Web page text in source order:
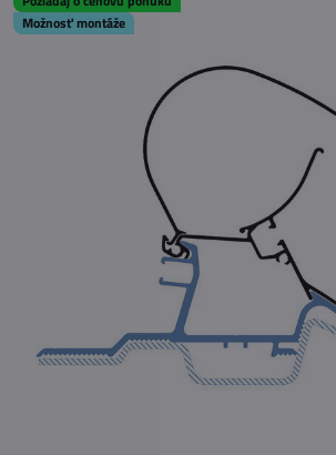
Možnosť montáže